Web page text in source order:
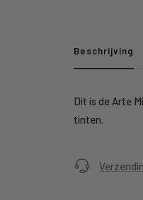
Beschrijving
Dit is de Arte
tinten.